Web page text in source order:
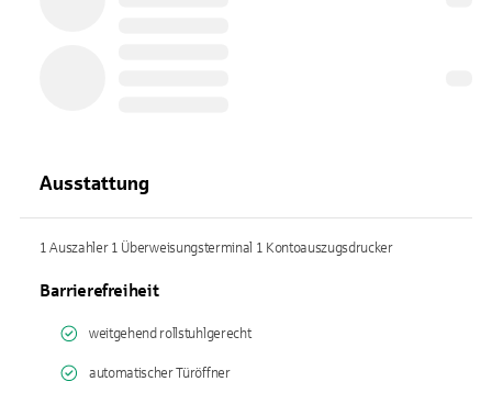
Ausstattung
1 Auszahler 1 Überweisungsterminal 1 Kontoauszugsdrucker
Barrierefreiheit
weitgehend rollstuhlgerecht
automatischer Türöffner